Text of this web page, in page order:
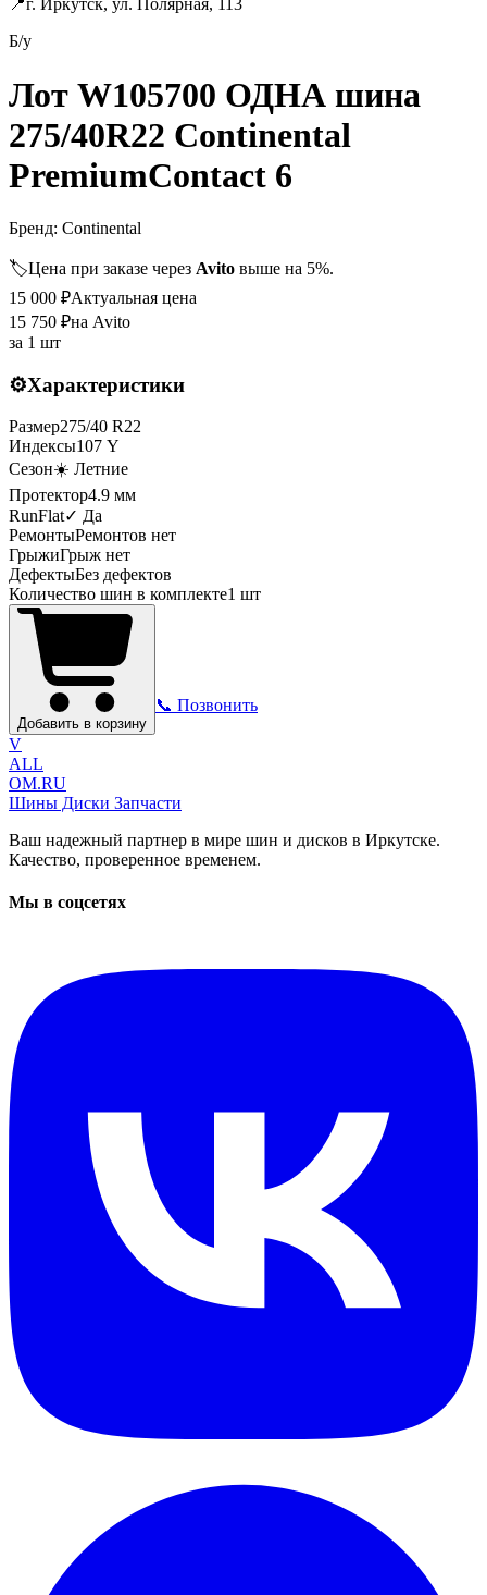
📍г. Иркутск, ул. Полярная, 113
Б/у
Лот W105700 ОДНА шина
275/40R22 Continental
PremiumContact 6
Бренд: Continental
🏷️Цена при заказе через Avito выше на 5%.
15 000 ₽Актуальная цена
15 750 ₽на Avito
за 1 шт
⚙️Характеристики
Размер275/40 R22
Индексы107 Y
Сезон☀️ Летние
Протектор4.9 мм
RunFlat✓ Да
РемонтыРемонтов нет
ГрыжиГрыж нет
ДефектыБез дефектов
Количество шин в комплекте1 шт
Добавить в корзину
📞 Позвонить
V
ALL
OM.RU
Шины Диски Запчасти
Ваш надежный партнер в мире шин и дисков в Иркутске.
Качество, проверенное временем.
Мы в соцсетях